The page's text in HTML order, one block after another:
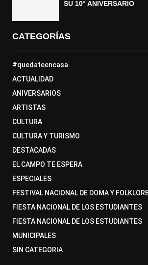
SU 10° ANIVERSARIO
CATEGORÍAS
#quedateencasa
ACTUALIDAD
ANIVERSARIOS
ARTISTAS
CULTURA
CULTURA Y TURISMO
DESTACADAS
EL CAMPO TE ESPERA
ESPECIALES
FESTIVAL NACIONAL DE DOMA Y
FIESTA NACIONAL DE LOS ESTUDIANTES
FIESTA NACIONAL DE LOS ESTUDIANTES
MUNICIPALES
SIN CATEGORIA